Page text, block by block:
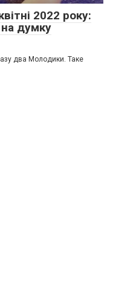
2022 року:
думку
два Молодики. Таке